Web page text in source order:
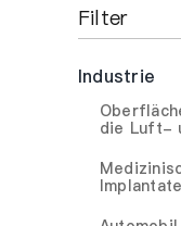
Filter
Industrie
die Luft-
Implantate